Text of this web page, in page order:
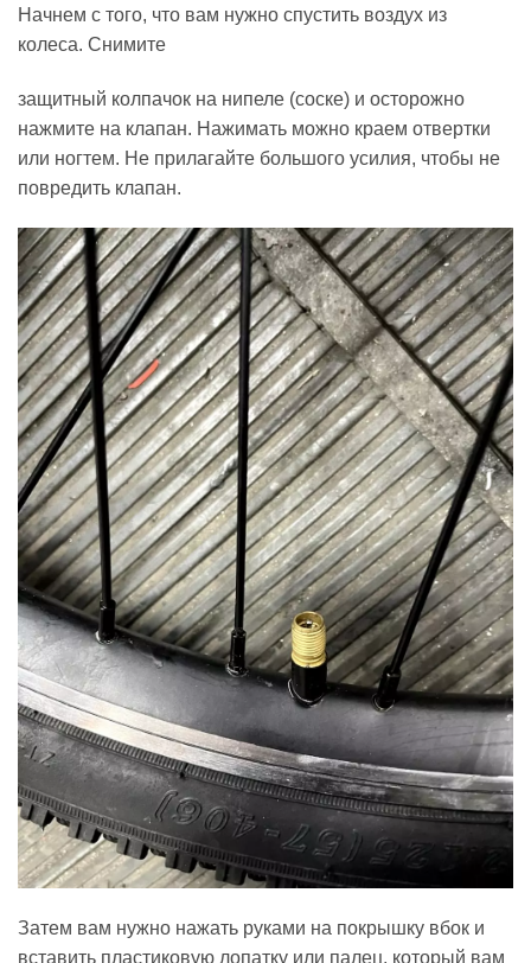
Начнем с того, что вам нужно спустить воздух из
колеса. Снимите
защитный колпачок на нипеле (соске) и осторожно
нажмите на клапан. Нажимать можно краем отвертки
или ногтем. Не прилагайте большого усилия, чтобы не
повредить клапан.
Затем вам нужно нажать руками на покрышку вбок и
вставить пластиковую лопатку или палец, который вам